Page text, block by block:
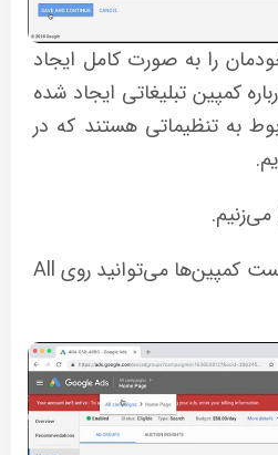
را به صورت کامل ایجاد
کمپین تبلیغاتی ایجاد شده
به تنظیماتی هستند که در
همیشه برای مشاهده لیست کمپین‌ها می‌توانید روی All